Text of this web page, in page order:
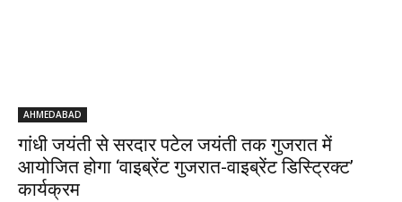
AHMEDABAD
गांधी जयंती से सरदार पटेल जयंती तक गुजरात में
आयोजित होगा ‘वाइब्रेंट गुजरात-वाइब्रेंट डिस्ट्रिक्ट’
कार्यक्रम